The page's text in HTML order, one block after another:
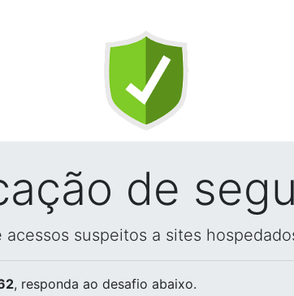
de
suspeitos a sites
, responda ao desafio abaixo.